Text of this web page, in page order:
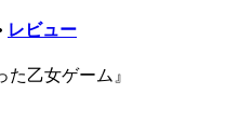
レビュー
た乙女ゲーム』